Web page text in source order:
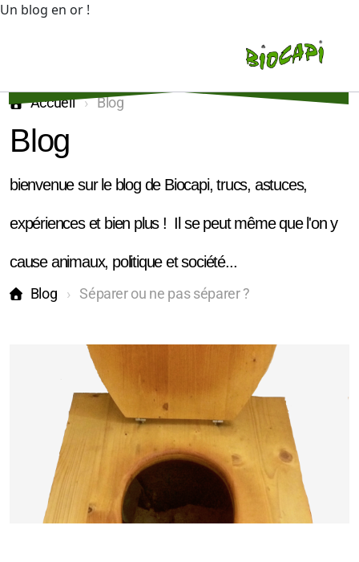
Un blog en or !
Accueil Blog
Blog
bienvenue sur le blog de Biocapi, trucs, astuces,
expériences et bien plus ! Il se peut même que l'on y
cause animaux, politique et société...
Blog Séparer ou ne pas séparer ?
Vente
Bureau de conseil
Locations